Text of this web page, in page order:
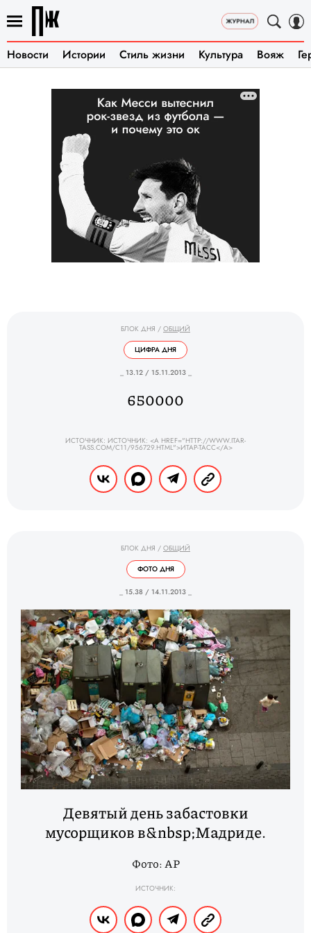
Новости Истории Стиль жизни Культура Вояж
БЛОК ДНЯ / ОБЩИЙ
ЦИФРА ДНЯ
_ 13.12 / 15.11.2013 _
650000
ИСТОЧНИК: ИСТОЧНИК: <A HREF="HTTP://WWW.ITAR-
TASS.COM/C11/956729.HTML">ИТАР-ТАСС</A>
БЛОК ДНЯ / ОБЩИЙ
ФОТО ДНЯ
_ 15.38 / 14.11.2013 _
Девятый день забастовки
мусорщиков в&nbsp;Мадриде.
Фото: AP
ИСТОЧНИК: